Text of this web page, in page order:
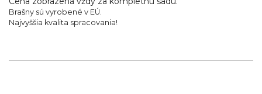
Brašny sú vyrobené v EÚ.
Najvyššia kvalita spracovania!